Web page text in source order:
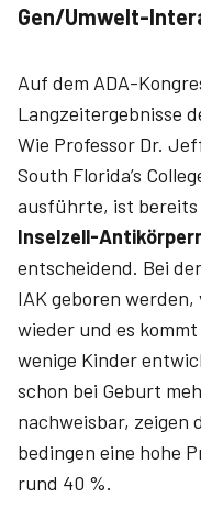
Gen/Umwelt-
Auf dem ADA-
Langzeitergebnisse
Wie Professor Dr.
South Florida’s
ausführte, ist bereits
Inselzell-
entscheidend. Bei
IAK geboren
wieder und es
wenige Kinder
schon bei Geburt
nachweisbar, zeigen
bedingen eine hohe
rund 40 %.